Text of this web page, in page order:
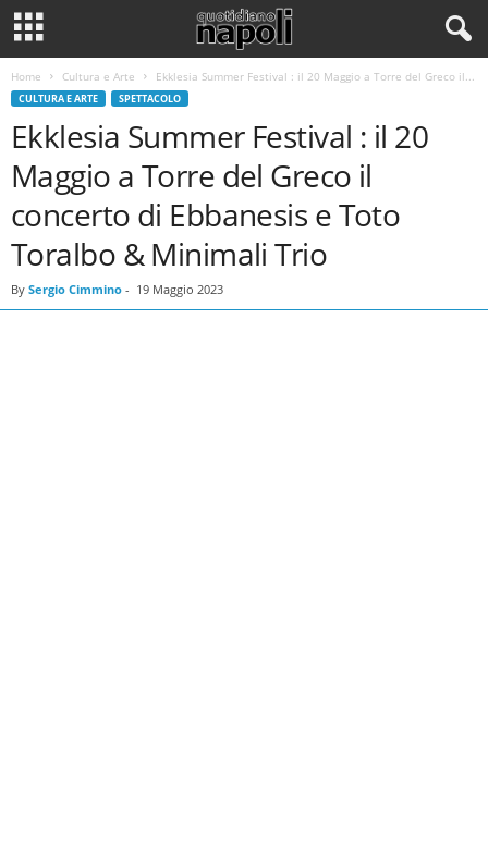
Home Cultura e Arte Ekklesia Summer Festival : il 20 Maggio a Torre del Greco il...
CULTURA E ARTE SPETTACOLO
Ekklesia Summer Festival : il 20
Maggio a Torre del Greco il
concerto di Ebbanesis e Toto
Toralbo & Minimali Trio
By Sergio Cimmino - 19 Maggio 2023